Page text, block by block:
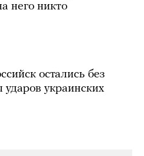
него никто
остались без
ударов украинских